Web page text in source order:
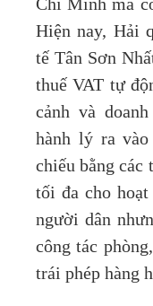
Chí Minh mà
Hiện nay, Hải
tế Tân Sơn
thuế VAT tự
cảnh và
hành lý ra
chiếu bằng
tối đa cho
người dân
công tác
trái phép hàng